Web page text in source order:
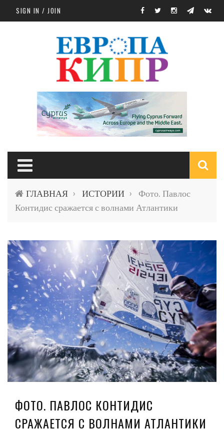
Skip to main content
SIGN IN / JOIN
ГЛАВНАЯ › ИСТОРИИ ›
Фото. Павлос
Контидис сражается с волнами Атлантики
ФОТО. ПАВЛОС КОНТИДИС
СРАЖАЕТСЯ С ВОЛНАМИ АТЛАНТИКИ